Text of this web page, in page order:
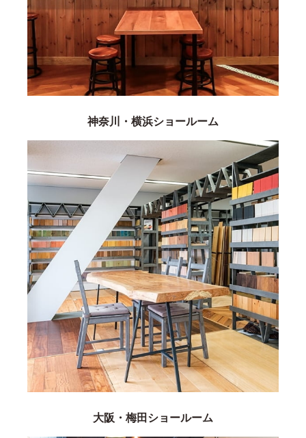
神奈川・横浜ショールーム
大阪・梅田ショールーム